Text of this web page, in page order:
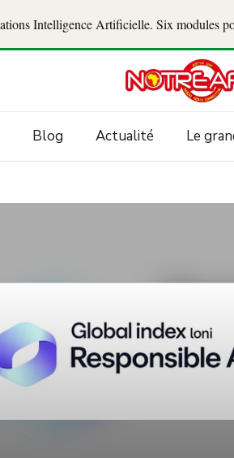
Intelligence Artificielle. Six modules
Blog Actualité Le